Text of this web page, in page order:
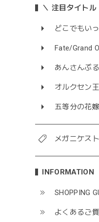
＼ 注目タイトル
どこでもい
Fate/Grand
あんさんぶ
オルクセン
五等分の花嫁
メガニケス
INFORMATION
SHOPPING
よくあるご